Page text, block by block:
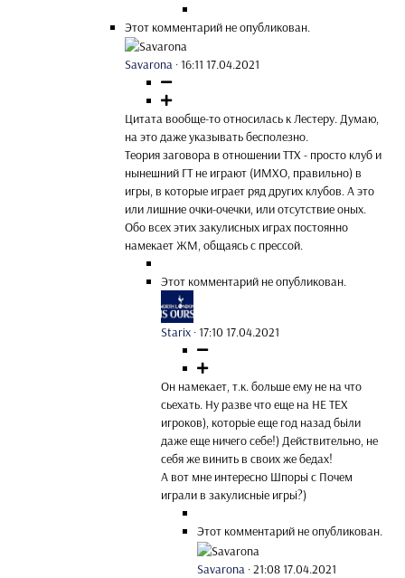
Этот комментарий не опубликован.
Savarona ·16:11 17.04.2021
Цитата вообще-то относилась к Лестеру. Думаю,
на это даже указывать бесполезно.
Теория заговора в отношении ТТХ - просто клуб и
нынешний ГТ не играют (ИМХО, правильно) в
игры, в которые играет ряд других клубов. А это
или лишние очки-очечки, или отсутствие оных.
Обо всех этих закулисных играх постоянно
намекает ЖМ, общаясь с прессой.
Этот комментарий не опубликован.
Starix ·17:10 17.04.2021
Он намекает, т.к. больше ему не на что
сьехать. Ну разве что еще на НЕ ТЕХ
игроков), которьіе еще год назад бьіли
даже еще ничего себе!) Действительно, не
себя же винить в своих же бедах!
А вот мне интересно Шпорьі с Почем
играли в закулисньіе игрьі?)
Этот комментарий не опубликован.
Savarona ·21:08 17.04.2021